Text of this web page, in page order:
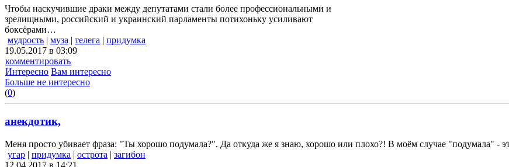
Чтобы наскучившие драки между депутатами стали более профессиональными и
зрелищными, российский и украинский парламенты потихоньку усиливают
боксёрами…
мудрость | муза | телега | придумка
19.05.2017 в 03:09
комментировать
Интересно Вам интересно
Больше не интересно
(0)
анекдотик,
Меня просто убивает фраза: "Ты хорошо подумала?". Да откуда же я знаю, хорошо или плохо?! В моём случае "подумала" -
угар | придумка | острота | загибон
12.04.2017 в 14:21